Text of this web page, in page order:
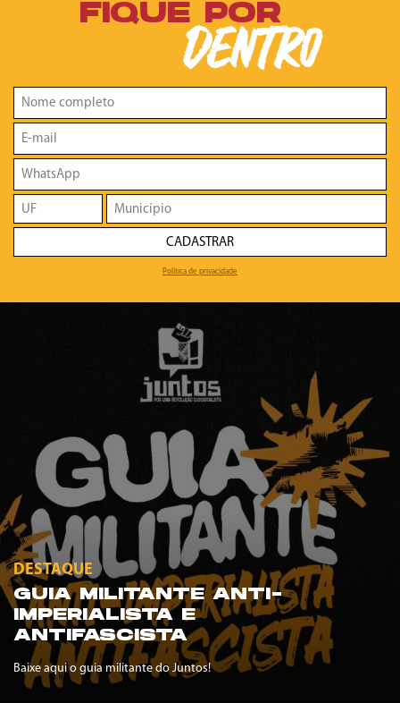
FIQUE POR
DENTRO
CADASTRAR
Política de privacidade
DESTAQUE
GUIA MILITANTE ANTI-
IMPERIALISTA E
ANTIFASCISTA
Baixe aqui o guia militante do Juntos!